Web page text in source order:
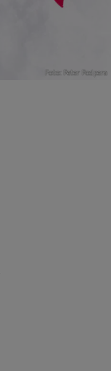
Foto: Peter Podpera